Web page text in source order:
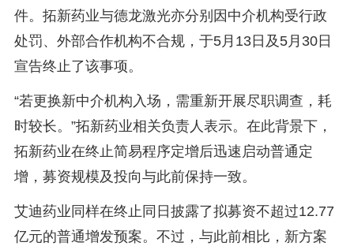
件。拓新药业与德龙激光亦分别因中介机构受行政
处罚、外部合作机构不合规，于5月13日及5月30日
宣告终止了该事项。
“若更换新中介机构入场，需重新开展尽职调查，耗
时较长。”拓新药业相关负责人表示。在此背景下，
拓新药业在终止简易程序定增后迅速启动普通定
增，募资规模及投向与此前保持一致。
艾迪药业同样在终止同日披露了拟募资不超过12.77
亿元的普通增发预案。不过，与此前相比，新方案